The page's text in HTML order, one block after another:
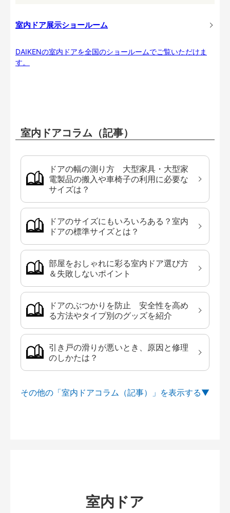
室内ドア展示ショールーム
DAIKENの室内ドアを全国のショールームでご覧いただけま
す。
室内ドアコラム（記事）
ドアの幅の測り方 大型家具・大型家
電製品の搬入や車椅子の利用に必要な
サイズは？
ドアのサイズにもいろいろある？室内
ドアの標準サイズとは？
部屋をおしゃれに彩る室内ドア選び方
＆失敗しないポイント
ドアのぶつかりを防止 安全性を高め
る方法やタイプ別のグッズを紹介
引き戸の滑りが悪いとき、原因と修理
のしかたは？
その他の「室内ドアコラム（記事）」を
室内ドア